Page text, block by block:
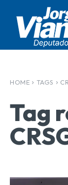
HOME TAGS
Tag